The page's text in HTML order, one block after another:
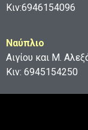
Κιν:6946154096
Ναύπλιο
Αιγίου και Μ.
Κιν: 6945154250